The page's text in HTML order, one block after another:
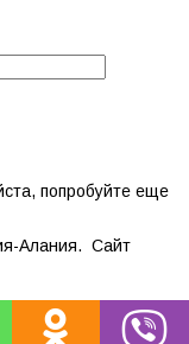
попробуйте еще
Алания. Сайт